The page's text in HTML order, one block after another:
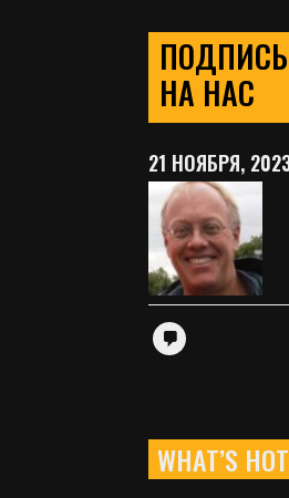
НА НАС
21 НОЯБРЯ,
WHAT’S HOT